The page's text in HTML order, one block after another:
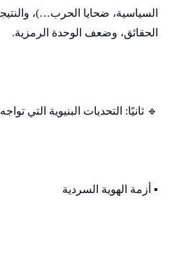
السياسية، ضحايا الحرب…)،
الحقائق، وضعف الوحدة الرمزية.
🔹 ثانيًا: التحديات البنيوية التي
▪️ أزمة الهوية السردية